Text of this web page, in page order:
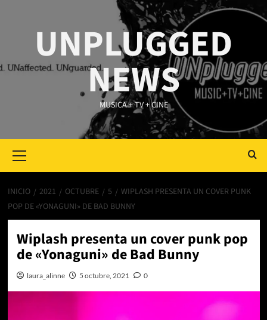
UNPLUGGED
NEWS
MUSICA + TV + CINE
Menu
INICIO 2021 OCTUBRE 5
WIPLASH PRESENTA UN COVER PUNK
POP DE «YONAGUNI» DE BAD BUNNY
Wiplash presenta un cover punk pop
de «Yonaguni» de Bad Bunny
laura_alinne 5 octubre, 2021 0